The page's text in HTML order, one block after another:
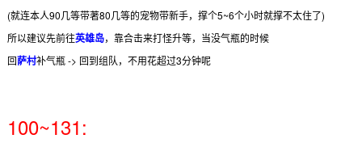
(就连本人90几等带著80几等的宠物带新手，撑个5~6个小时就撑不太住了)
所以建议先前往英雄岛，靠合击来打怪升等，当没气瓶的时候
回萨村补气瓶 -> 回到组队，不用花超过3分钟呢
100~131: